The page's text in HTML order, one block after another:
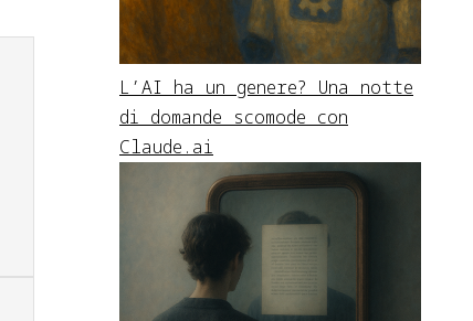
L’AI ha un genere? Una notte
di domande scomode con
Claude.ai